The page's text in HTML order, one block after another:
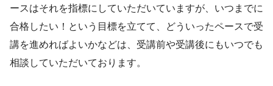
ースはそれを指標にしていただいていますが、いつまでに
合格したい！という目標を立てて、どういったペースで受
講を進めればよいかなどは、受講前や受講後にもいつでも
相談していただいております。